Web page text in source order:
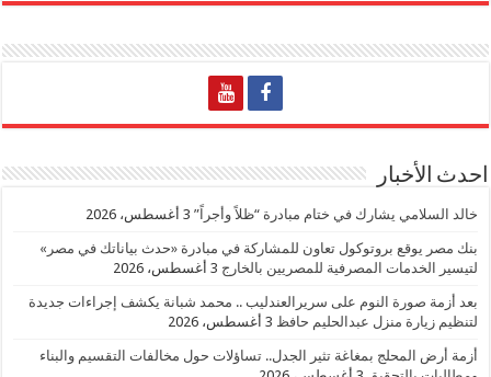
احدث الأخبار
خالد السلامي يشارك في ختام مبادرة “ظلاً وأجراً” 3 أغسطس، 2026
بنك مصر يوقع بروتوكول تعاون للمشاركة في مبادرة «حدث بياناتك في مصر»
لتيسير الخدمات المصرفية للمصريين بالخارج 3 أغسطس، 2026
بعد أزمة صورة النوم على سريرالعندليب .. محمد شبانة يكشف إجراءات جديدة
لتنظيم زيارة منزل عبدالحليم حافظ 3 أغسطس، 2026
أزمة أرض المحلج بمغاغة تثير الجدل.. تساؤلات حول مخالفات التقسيم والبناء